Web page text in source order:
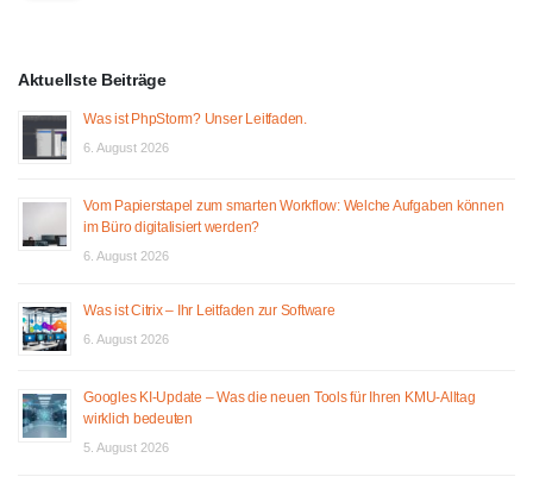
Aktuellste Beiträge
Was ist PhpStorm? Unser Leitfaden.
6. August 2026
Vom Papierstapel zum smarten Workflow: Welche Aufgaben können
im Büro digitalisiert werden?
6. August 2026
Was ist Citrix – Ihr Leitfaden zur Software
6. August 2026
Googles KI-Update – Was die neuen Tools für Ihren KMU-Alltag
wirklich bedeuten
5. August 2026